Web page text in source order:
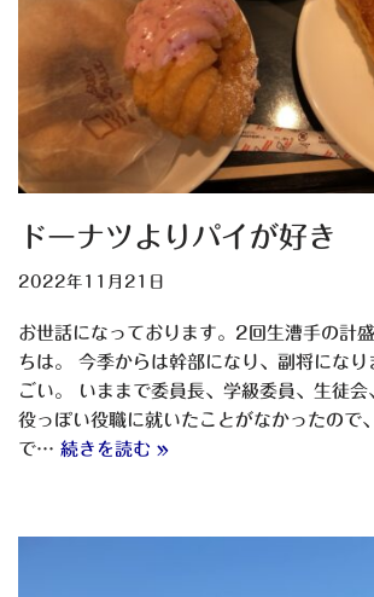
ドーナツよりパイが好き
2022年11月21日
お世話になっております。2回生漕手の計
ちは。 今季からは幹部になり、副将になり
ごい。 いままで委員長、学級委員、生徒会
役っぽい役職に就いたことがなかったので
で… 続きを読む »